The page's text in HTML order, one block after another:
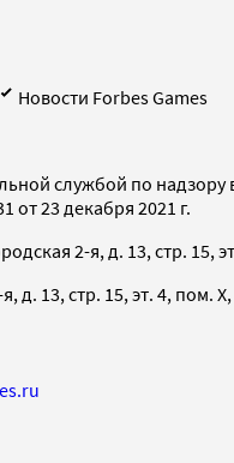
Новости Forbes Games
службой по
23 декабря 2021 г.
2-я, д. 13, стр. 15,
д. 13, стр. 15, эт. 4, пом.